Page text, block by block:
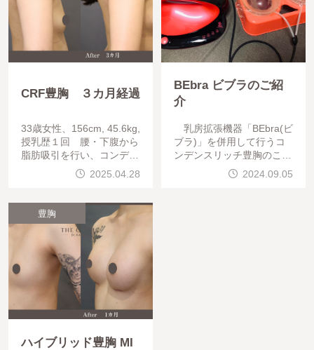
CRF豊胸 ３カ月経過
33歳女性、156cm, 45.6kg,
授乳歴１回 腰・下腹から
脂肪吸引を行い、コンデン
スリッチ脂肪豊胸を行いま
した。CRF R: 300ml L: 2
2025.04.28
BEbra ビブラのご紹
介
乳房拡張機器「BEbra(ビ
ブラ)」を併用して行うコ
ンデンスリッチ豊胸のこと
を、コンデンスビブラ豊胸
と呼びます。コンデンスリ
2024.09.05
豊胸
ハイブリッド豊胸 MI